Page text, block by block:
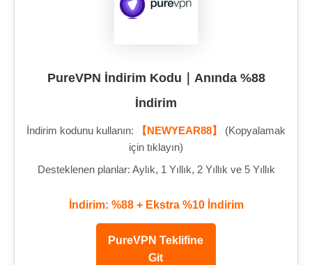
PureVPN İndirim Kodu｜Anında %88
İndirim
İndirim kodunu kullanın: 【NEWYEAR88】
(Kopyalamak
için tıklayın)
Desteklenen planlar: Aylık, 1 Yıllık, 2 Yıllık ve 5 Yıllık
İndirim: %88 + Ekstra %10 İndirim
PureVPN Teklifine
Git